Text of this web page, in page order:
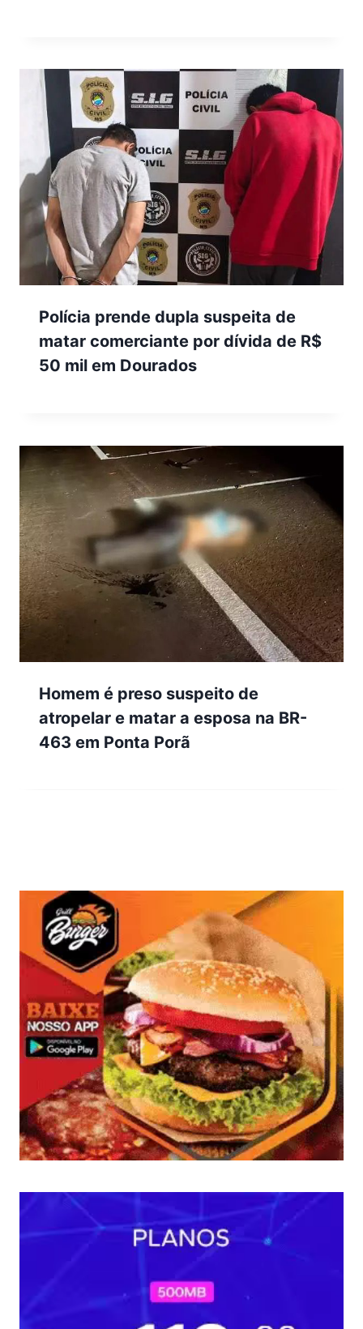
Polícia prende dupla suspeita de
matar comerciante por dívida de R$
50 mil em Dourados
Homem é preso suspeito de
atropelar e matar a esposa na BR-
463 em Ponta Porã